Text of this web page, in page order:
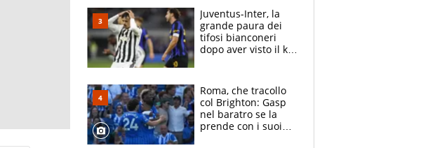
Marquez
Juventus-Inter, la
grande paura dei
tifosi bianconeri
dopo aver visto il ko
Roma, che tracollo
col Brighton: Gasp
nel baratro se la
prende con i suoi